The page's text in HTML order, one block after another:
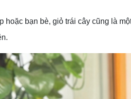
hoặc bạn bè, giỏ trái cây cũng là